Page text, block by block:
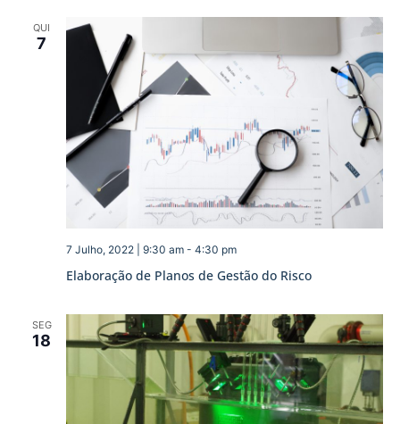
QUI
7
Elaboração de Planos de Gestão do Risco
7 Julho, 2022 | 9:30 am- 4:30 pm
SEG
18